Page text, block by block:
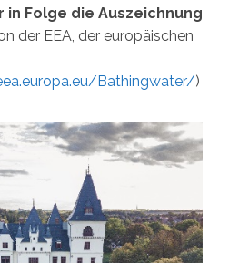
in Folge die Auszeichnung
der EEA, der europäischen
Bathingwater/)